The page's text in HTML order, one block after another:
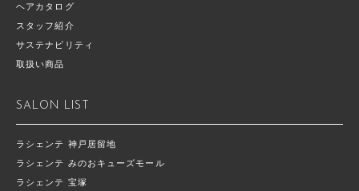
ヘアカタログ
スタッフ紹介
サステナビリティ
取扱い商品
SALON LIST
ラシェンテ 神戸居留地
ラシェンテ みのおキューズモール
ラシェンテ 宝塚